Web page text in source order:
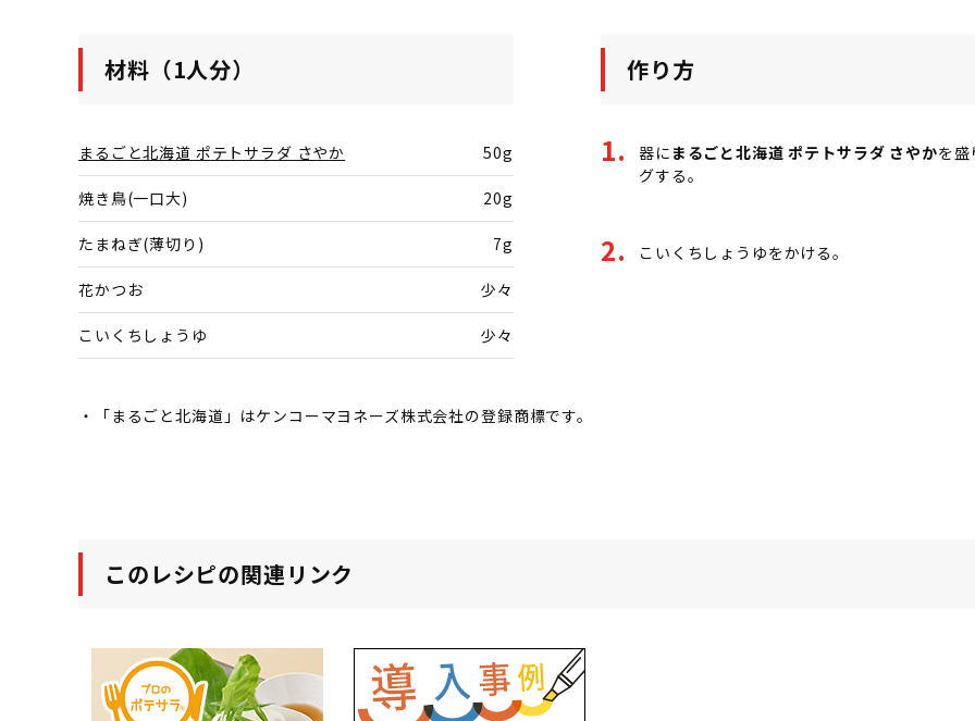
材料（1人分）
まるごと北海道 ポテトサラダ さやか 50g
焼き鳥(一口大) 20g
たまねぎ(薄切り) 7g
花かつお 少々
こいくちしょうゆ 少々
作り方
器に まるごと北海道 ポテトサラダ さやかを
グする。
こいくちしょうゆをかける。
・「まるごと北海道」はケンコーマヨネーズ株式会社の登録商標です。
このレシピの関連リンク